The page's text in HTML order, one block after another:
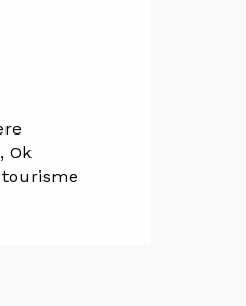
Ok